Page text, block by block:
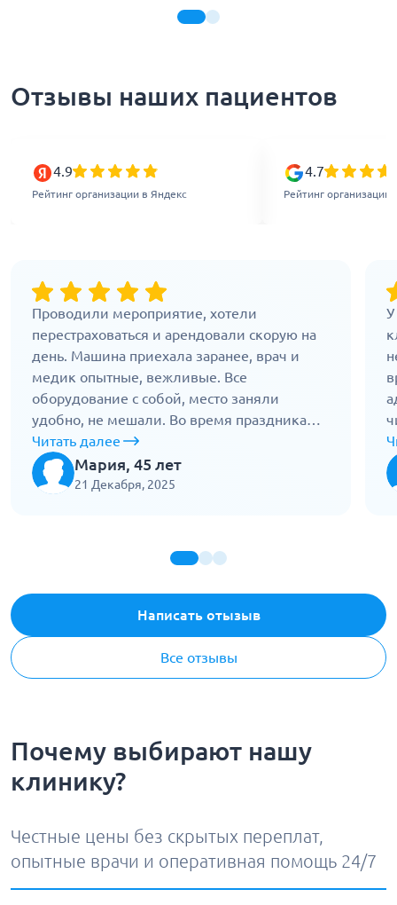
Отзывы наших пациентов
4.9
Рейтинг организации в Яндекс
4.7
Рейтинг организации
Проводили мероприятие, хотели
перестраховаться и арендовали скорую на
день. Машина приехала заранее, врач и
медик опытные, вежливые. Все
оборудование с собой, место заняли
удобно, не мешали. Во время праздника
одному мужчине стало плохо, врач
сработал быстро, оказал помощь на месте.
После этого продолжили дежурство. Очень
Читать далее
Мария, 45 лет
21 Декабря, 2025
Написать отызыв
Все отзывы
Почему выбирают нашу
клинику?
Честные цены без скрытых переплат,
опытные врачи и оперативная помощь 24/7